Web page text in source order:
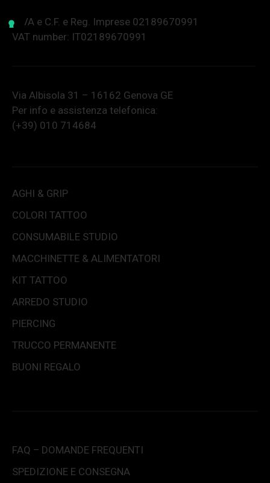
P.IVA e C.F. e Reg. Imprese 02189670991
VAT number: IT02189670991
Via Albisola 31 – 16162 Genova GE
Per info e assistenza telefonica:
(+39) 010 714684
AGHI & GRIP
COLORI TATTOO
CONSUMABILE STUDIO
MACCHINETTE & ALIMENTATORI
KIT TATTOO
ARREDO STUDIO
PIERCING
TRUCCO PERMANENTE
BUONI REGALO
FAQ – DOMANDE FREQUENTI
SPEDIZIONE E CONSEGNA